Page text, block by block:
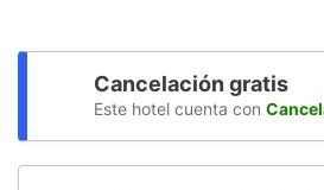
Sala de banquetes
Cambio de sábanas
Mesa de registro
ruedas
Cancelación gratis
Este hotel cuenta con